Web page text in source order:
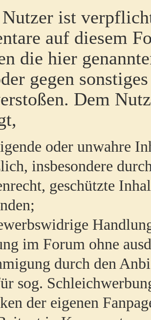
ist
auf diesem
die hier
gegen
Dem
oder unwahre
insbesondere
geschützte
im Forum ohne
durch den
sog.
der eigenen